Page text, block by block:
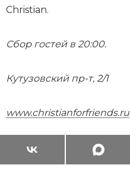
Christian.
Сбор гостей в 20:00.
Кутузовский пр-т, 2/1
www.christianforfriends.ru